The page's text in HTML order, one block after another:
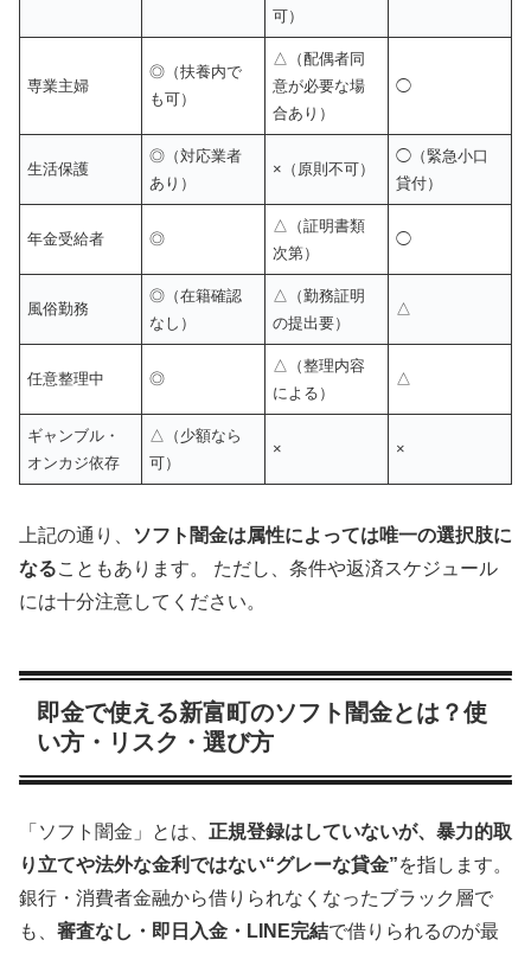
可）
専業主婦
◎（扶養内で
も可）
△（配偶者同
意が必要な場
合あり）
◯
生活保護
◎（対応業者
あり）
×（原則不可）
◯（緊急小口
貸付）
年金受給者 ◎
△（証明書類
次第）
◯
風俗勤務
◎（在籍確認
なし）
△（勤務証明
の提出要）
△
任意整理中 ◎
△（整理内容
による）
△
ギャンブル・
オンカジ依存
△（少額なら
可）
× ×
上記の通り、
ソフト闇金は属性によっては唯一の選択肢に
なることもあります。 ただし、条件や返済スケジュール
には十分注意してください。
即金で使える新富町のソフト闇金とは？使
い方・リスク・選び方
「ソフト闇金」とは、 正規登録はしていないが、暴力的取
り立てや法外な金利ではない“グレーな貸金”を指します。
銀行・消費者金融から借りられなくなったブラック層で
も、 審査なし・即日入金・LINE完結で借りられるのが最